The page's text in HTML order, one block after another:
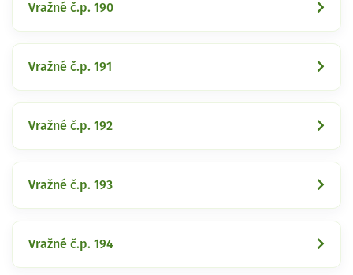
Vražné č.p. 190
Vražné č.p. 191
Vražné č.p. 192
Vražné č.p. 193
Vražné č.p. 194